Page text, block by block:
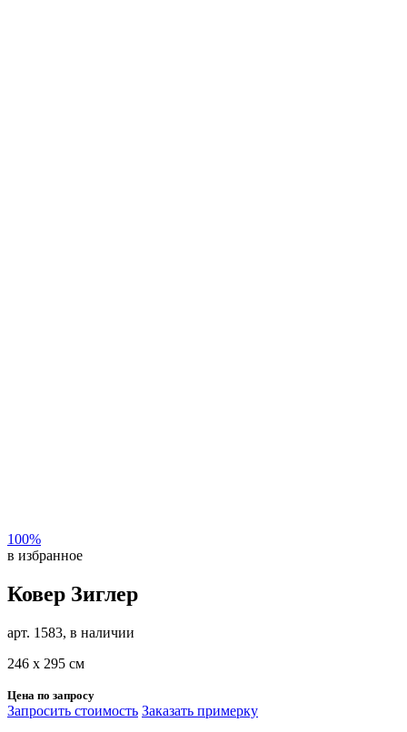
100%
в избранное
Ковер Зиглер
арт. 1583, в наличии
246 х 295 см
Цена по запросу
Запросить стоимость Заказать примерку